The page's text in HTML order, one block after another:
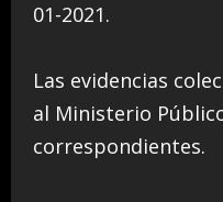
01-2021.
Las evidencias
al Ministerio
correspondientes.